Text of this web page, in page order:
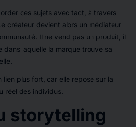
ces sujets avec tact, à travers
créateur devient alors un médiateur
Il ne vend pas un produit, il
dans laquelle la marque trouve sa
lien plus fort, car elle repose sur la
réel des individus.
storytelling